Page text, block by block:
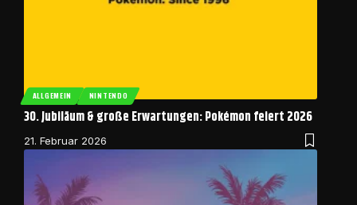
ALLGEMEIN NINTENDO
30. Jubiläum & große Erwartungen: Pokémon feiert 2026
21. Februar 2026